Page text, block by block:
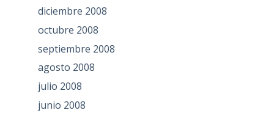
diciembre 2008
octubre 2008
septiembre 2008
agosto 2008
julio 2008
junio 2008